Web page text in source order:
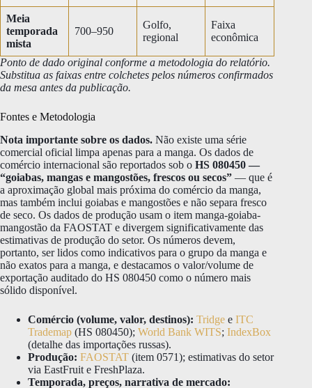
Meia
temporada
mista
700–950
Golfo,
regional
Faixa
econômica
Ponto de dado original conforme a metodologia do relatório.
Substitua as faixas entre colchetes pelos números confirmados
da mesa antes da publicação.
Fontes e Metodologia
Nota importante sobre os dados. Não existe uma série
comercial oficial limpa apenas para a manga. Os dados de
comércio internacional são reportados sob o HS 080450 —
“goiabas, mangas e mangostões, frescos ou secos” — que é
a aproximação global mais próxima do comércio da manga,
mas também inclui goiabas e mangostões e não separa fresco
de seco. Os dados de produção usam o item manga-goiaba-
mangostão da FAOSTAT e divergem significativamente das
estimativas de produção do setor. Os números devem,
portanto, ser lidos como indicativos para o grupo da manga e
não exatos para a manga, e destacamos o valor/volume de
exportação auditado do HS 080450 como o número mais
sólido disponível.
Comércio (volume, valor, destinos): Tridge e ITC
Trademap (HS 080450); World Bank WITS; IndexBox
(detalhe das importações russas).
Produção: FAOSTAT (item 0571); estimativas do setor
via EastFruit e FreshPlaza.
Temporada, preços, narrativa de mercado: